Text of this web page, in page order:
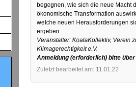
begegnen, wie sich die neue Macht
ökonomische Transformation
welche neuen Herausforderungen
ergeben.
Veranstalter: KoalaKollektiv, Verein
Klimagerechtigkeit e.V.
Anmeldung (erforderlich) bitte
Zuletzt bearbeitet am: 11.01.22